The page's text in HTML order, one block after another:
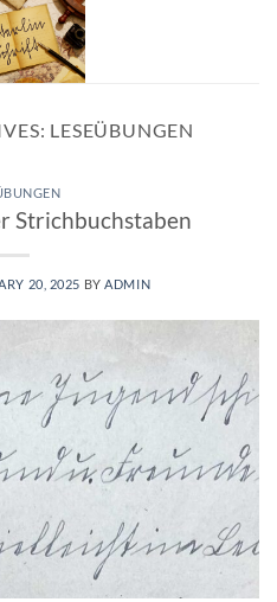
LESEÜBUNGEN
Strichbuchstaben
20, 2025 BY ADMIN